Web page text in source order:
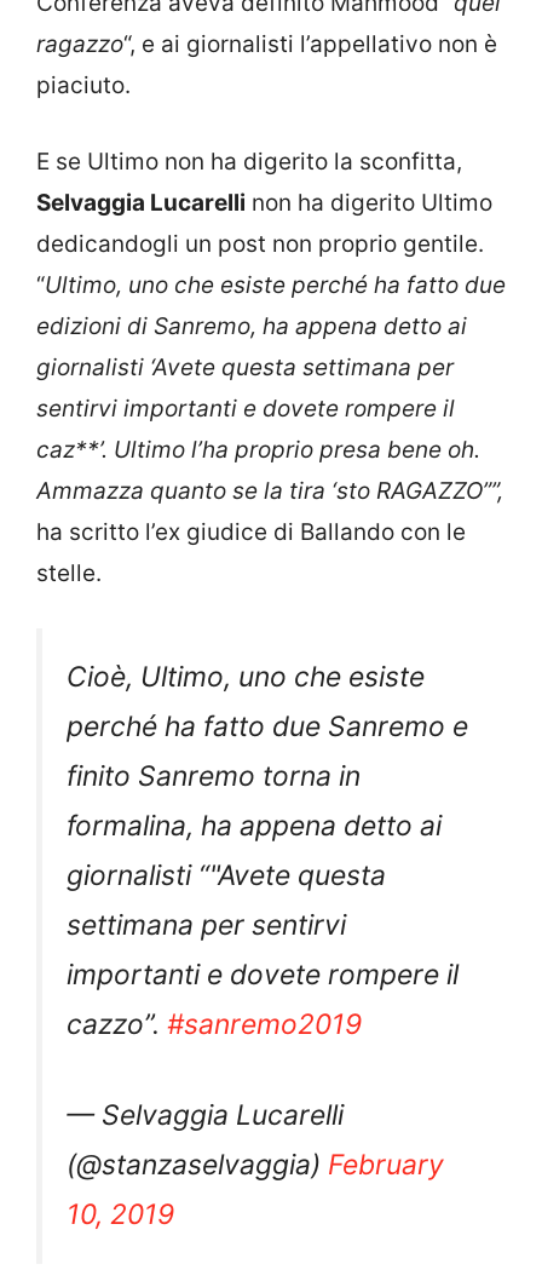
ragazzo“, e ai giornalisti l’appellativo non è
piaciuto.
E se Ultimo non ha digerito la sconfitta,
Selvaggia Lucarelli non ha digerito Ultimo
dedicandogli un post non proprio gentile.
“Ultimo, uno che esiste perché ha fatto due
edizioni di Sanremo, ha appena detto ai
giornalisti ‘Avete questa settimana per
sentirvi importanti e dovete rompere il
caz**’. Ultimo l’ha proprio presa bene oh.
Ammazza quanto se la tira ‘sto RAGAZZO””,
ha scritto l’ex giudice di Ballando con le
stelle.
Cioè, Ultimo, uno che esiste
perché ha fatto due Sanremo e
finito Sanremo torna in
formalina, ha appena detto ai
giornalisti “"Avete questa
settimana per sentirvi
importanti e dovete rompere il
cazzo”. #sanremo2019
— Selvaggia Lucarelli
(@stanzaselvaggia) February
10, 2019